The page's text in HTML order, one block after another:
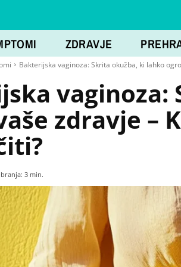
ZDRAVJE
Bakterijska vaginoza: Skrita okužba, ki lahko
zdravje –
branja: 3 min.